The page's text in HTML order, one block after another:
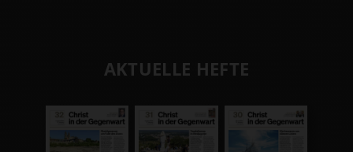
AKTUELLE HEFTE